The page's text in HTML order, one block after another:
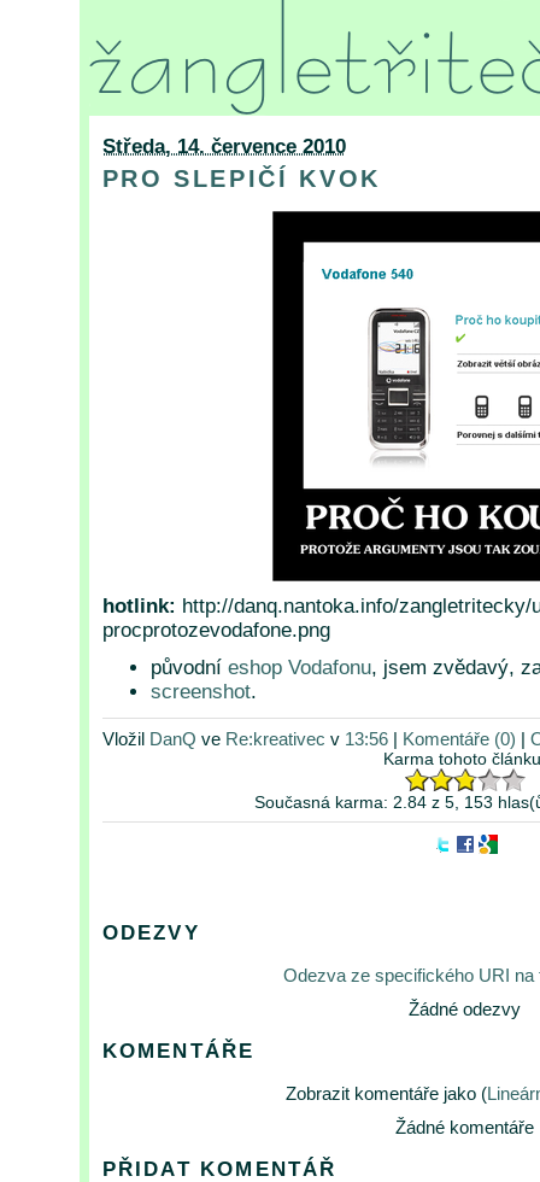
Středa, 14. července 2010
PRO SLEPIČÍ KVOK
hotlink: http://danq.nantoka.info/zangletritecky/
procprotozevodafone.png
původní eshop Vodafonu, jsem zvědavý,
screenshot.
Vložil DanQ ve Re:kreativec v 13:56| Komentáře (0) |
Karma tohoto
Současná karma: 2.84 z 5, 153
ODEZVY
Odezva ze specifického URI na
Žádné odezvy
KOMENTÁŘE
Zobrazit komentáře jako (
Žádné komentáře
PŘIDAT KOMENTÁŘ